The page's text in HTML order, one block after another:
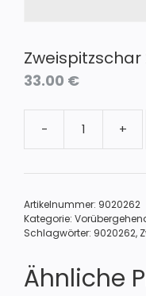
33.00 €
- +
Artikelnummer: 9020262
Kategorie:
Schlagwörter: 9020262,
Ähnliche